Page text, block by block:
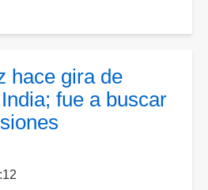
hace gira de
fue a buscar